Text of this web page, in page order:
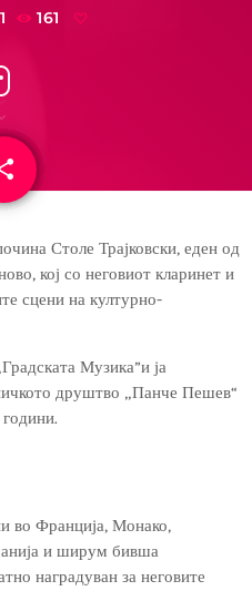
161
Столе Трајковски, еден од
кој со неговиот кларинет и
сцени на културно-
Музика”и ја
друштво „Панче Пешев“
во Франција, Монако,
и ширум бивша
наградуван за неговите